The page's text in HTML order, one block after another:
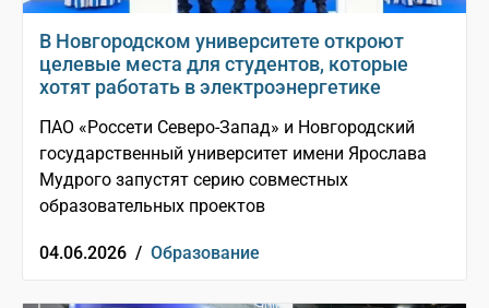
В Новгородском университете откроют
целевые места для студентов, которые
хотят работать в электроэнергетике
ПАО «Россети Северо-Запад» и Новгородский
государственный университет имени Ярослава
Мудрого запустят серию совместных
образовательных проектов
04.06.2026 / Образование